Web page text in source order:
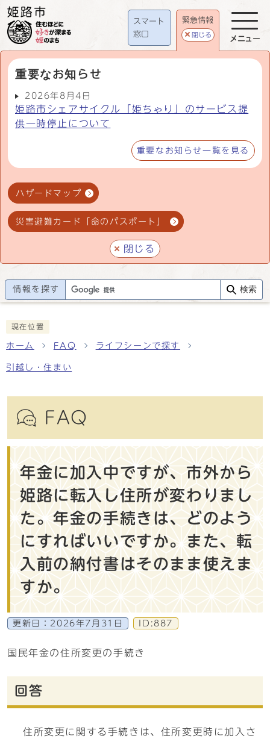
スマート
窓口
緊急情報
閉じる
重要なお知らせ
2026年8月4日
姫路市シェアサイクル「姫ちゃり」のサービス提
供一時停止について
重要なお知らせ一覧を見る
ハザードマップ
災害避難カード「命のパスポート」
閉じる
メニュー
情報を探す 検索
現在位置
ホーム FAQ ライフシーンで探す
引越し・住まい
FAQ
年金に加入中ですが、市外から
姫路に転入し住所が変わりまし
た。年金の手続きは、どのよう
にすればいいですか。また、転
入前の納付書はそのまま使えま
すか。
更新日： 2026年7月31日 ID:887
国民年金の住所変更の手続き
回答
住所変更に関する手続きは、住所変更時に加入さ